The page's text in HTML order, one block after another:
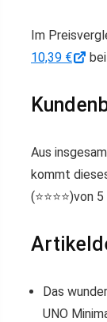
Im
10,39 €
Aus
kommt
(⭐️⭐️⭐️⭐️)von
Das
UNO